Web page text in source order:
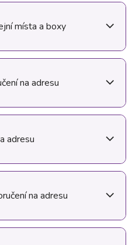
místa a boxy
na adresu
adresu
na adresu